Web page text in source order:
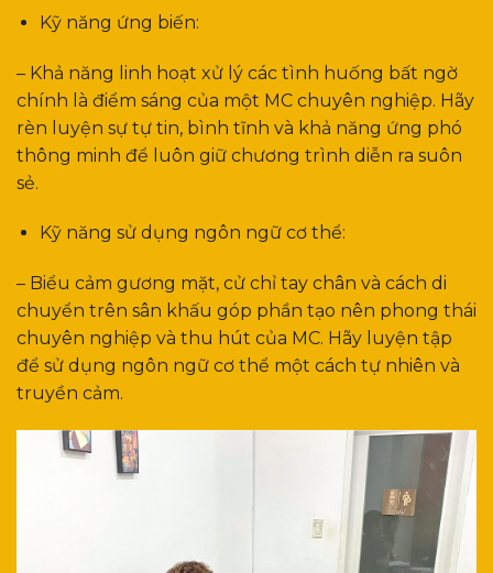
Kỹ năng ứng biến:
– Khả năng linh hoạt xử lý các tình huống bất ngờ
chính là điểm sáng của một MC chuyên nghiệp. Hãy
rèn luyện sự tự tin, bình tĩnh và khả năng ứng phó
thông minh để luôn giữ chương trình diễn ra suôn
sẻ.
Kỹ năng sử dụng ngôn ngữ cơ thể:
– Biểu cảm gương mặt, cử chỉ tay chân và cách di
chuyển trên sân khấu góp phần tạo nên phong thái
chuyên nghiệp và thu hút của MC. Hãy luyện tập
để sử dụng ngôn ngữ cơ thể một cách tự nhiên và
truyền cảm.